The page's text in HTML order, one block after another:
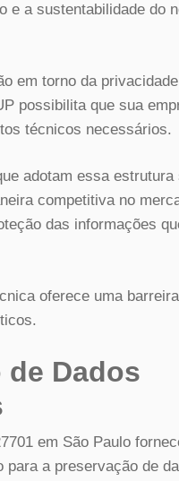
e a sustentabilidade do
em torno da
possibilita que sua
técnicos necessários.
adotam essa estrutura
competitiva no
das informações
oferece uma
de Dados
em São Paulo
para a preservação de